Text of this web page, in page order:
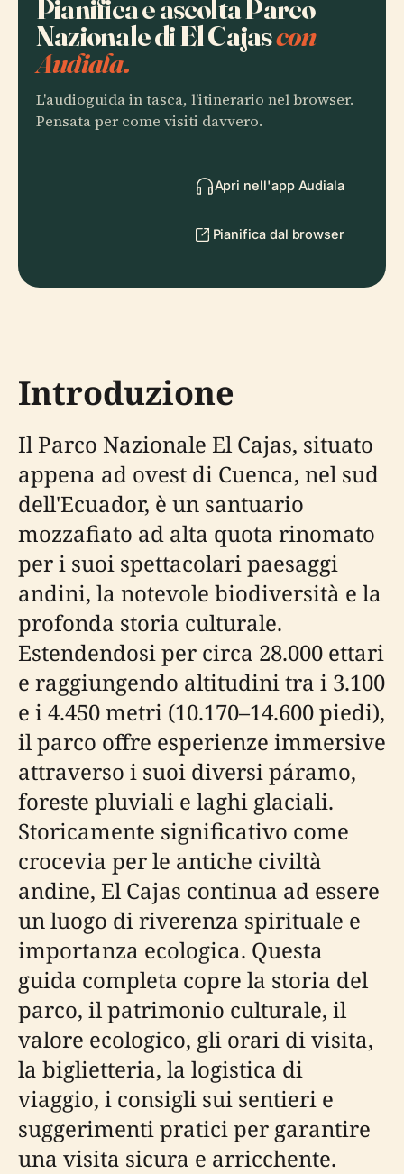
Pianifica e ascolta Parco
Nazionale di El Cajascon
Audiala.
L'audioguida in tasca, l'itinerario nel browser.
Pensata per come visiti davvero.
Apri nell'app Audiala
Pianifica dal browser
Introduzione
Il Parco Nazionale El Cajas, situato
appena ad ovest di Cuenca, nel sud
dell'Ecuador, è un santuario
mozzafiato ad alta quota rinomato
per i suoi spettacolari paesaggi
andini, la notevole biodiversità e la
profonda storia culturale.
Estendendosi per circa 28.000 ettari
e raggiungendo altitudini tra i 3.100
e i 4.450 metri (10.170–14.600 piedi),
il parco offre esperienze immersive
attraverso i suoi diversi páramo,
foreste pluviali e laghi glaciali.
Storicamente significativo come
crocevia per le antiche civiltà
andine, El Cajas continua ad essere
un luogo di riverenza spirituale e
importanza ecologica. Questa
guida completa copre la storia del
parco, il patrimonio culturale, il
valore ecologico, gli orari di visita,
la biglietteria, la logistica di
viaggio, i consigli sui sentieri e
suggerimenti pratici per garantire
una visita sicura e arricchente.